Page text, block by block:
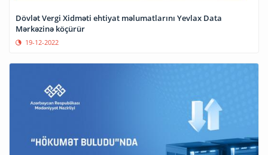
Dövlət Vergi Xidməti ehtiyat məlumatlarını Yevlax Data
Mərkəzinə köçürür
19-12-2022